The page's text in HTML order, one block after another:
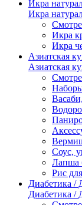
Икра
Икра
Икра
Икра
Азиатская
Азиатская
Соус,
Лапша
Рис
Диабетика /
Диабетика /